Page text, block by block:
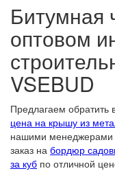
Битумная
оптовом
VSEBUD
Предлагаем обратить
цена на крышу из
нашими менеджерами
заказ на бордюр
за куб по отличной